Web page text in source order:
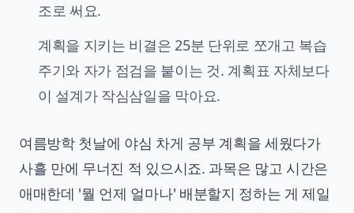
조로 써요.
계획을 지키는 비결은 25분 단위로 쪼개고 복습
주기와 자가 점검을 붙이는 것. 계획표 자체보다
이 설계가 작심삼일을 막아요.
여름방학 첫날에 야심 차게 공부 계획을 세웠다가
사흘 만에 무너진 적 있으시죠. 과목은 많고 시간은
애매한데 '뭘 언제 얼마나' 배분할지 정하는 게 제일